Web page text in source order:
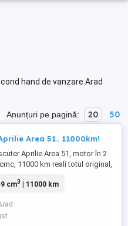
hand de vanzare Arad
Anunțuri pe pagină: 20 50
Area 51.. 11000km!
Aprilie Area 51, motor în 2
11000 km reali totul original,
tehnic este perfect, baterie
ca ceasul, nu necesită nici o
proprietar în ROMÂNIA. Preț
cm3 | 11000 km